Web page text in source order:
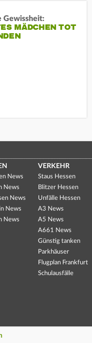
Gewissheit:
MÄDCHEN TOT
News
News
News
News
News
VERKEHR
Staus Hessen
Blitzer Hessen
Unfälle Hessen
A3 News
A5 News
A661 News
Günstig tanken
Parkhäuser
Flugplan Frankfurt
Schulausfälle